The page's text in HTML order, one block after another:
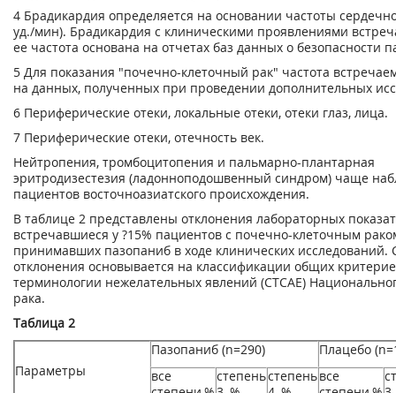
4 Брадикардия определяется на основании частоты
уд./мин). Брадикардия с клиническими проявлениями
ее частота основана на отчетах баз данных о безопасности
5 Для показания "почечно-клеточный рак" частота
на данных, полученных при проведении дополнительных
6 Периферические отеки, локальные отеки, отеки глаз, лица.
7 Периферические отеки, отечность век.
Нейтропения, тромбоцитопения и пальмарно-плантарная
эритродизестезия (ладонноподошвенный синдром) чаще
пациентов восточноазиатского происхождения.
В таблице 2 представлены отклонения лабораторных
встречавшиеся у ?15% пациентов с почечно-клеточным
принимавших пазопаниб в ходе клинических исследований.
отклонения основывается на классификации общих
терминологии нежелательных явлений (СТСАЕ)
рака.
Таблица 2
Параметры
Пазопаниб (n=290)
Плацебо
все
степеньстепеньвсе